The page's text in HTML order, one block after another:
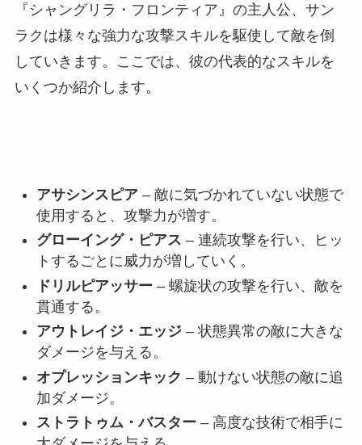
『シャングリラ・フロンティア』の主人公、サン
ラクは様々な強力な攻撃スキルを駆使して敵を倒
していきます。ここでは、彼の代表的なスキルを
いくつか紹介します。
アサシンスピア– 敵に気づかれていない状態で
使用すると、攻撃力が増す。
グローイング・ピアス – 連続攻撃を行い、ヒッ
トするごとに威力が増していく。
ドリルピアッサー – 螺旋状の攻撃を行い、敵を
貫通する。
アウトレイジ・エッジ– 状態異常の敵に大きな
ダメージを与える。
オプレッションキック – 動けない状態の敵に追
加ダメージ。
ストラトゥム・バスター – 高度な技術で相手に